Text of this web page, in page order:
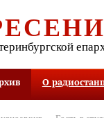
О